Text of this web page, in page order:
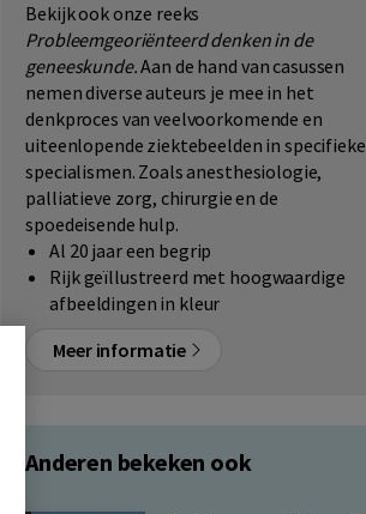
Bekijk ook onze reeks
Probleemgeoriënteerd denken in de
geneeskunde.Aan de hand van casussen
nemen diverse auteurs je mee in het
denkproces van veelvoorkomende en
uiteenlopende ziektebeelden in specifieke
specialismen. Zoals anesthesiologie,
palliatieve zorg, chirurgie en de
spoedeisende hulp.
Al 20 jaar een begrip
Rijk geïllustreerd met hoogwaardige
afbeeldingen in kleur
Meer informatie
Anderen bekeken ook